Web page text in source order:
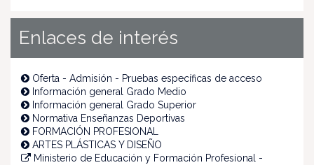
Enlaces de interés
Oferta - Admisión - Pruebas específicas de acceso
Información general Grado Medio
Información general Grado Superior
Normativa Enseñanzas Deportivas
FORMACIÓN PROFESIONAL
ARTES PLÁSTICAS Y DISEÑO
Ministerio de Educación y Formación Profesional -